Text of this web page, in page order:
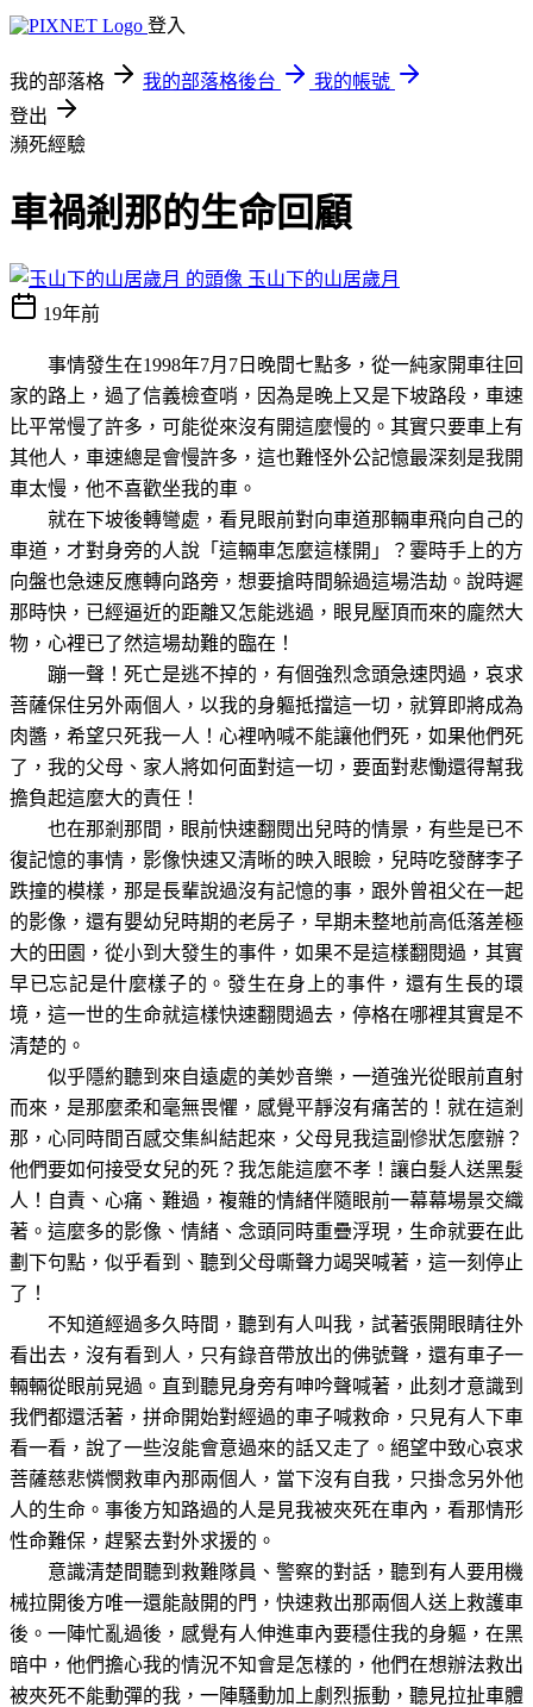
登入
我的部落格 我的部落格後台
我的帳號
登出
瀕死經驗
車禍剎那的生命回顧
玉山下的山居歲月
19年前
事情發生在1998年7月 7 日 晚間七點多，從一純家開車往回
家的路上，過了信義檢查哨，因為是晚上又是下坡路段，車速
比平常慢了許多，可能從來沒有開這麼慢的。其實只要車上有
其他人，車速總是會慢許多，這也難怪外公記憶最深刻是我開
車太慢，他不喜歡坐我的車。
就在下坡後轉彎處，看見眼前對向車道那輛車飛向自己的
車道，才對身旁的人說「這輛車怎麼這樣開」？霎時手上的方
向盤也急速反應轉向路旁，想要搶時間躲過這場浩劫。說時遲
那時快，已經逼近的距離又怎能逃過，眼見壓頂而來的龐然大
物，心裡已了然這場劫難的臨在！
蹦一聲！死亡是逃不掉的，有個強烈念頭急速閃過，哀求
菩薩保住另外兩個人，以我的身軀抵擋這一切，就算即將成為
肉醬，希望只死我一人！心裡吶喊不能讓他們死，如果他們死
了，我的父母、家人將如何面對這一切，要面對悲慟還得幫我
擔負起這麼大的責任！
也在那剎那間，眼前快速翻閱出兒時的情景，有些是已不
復記憶的事情，影像快速又清晰的映入眼瞼，兒時吃發酵李子
跌撞的模樣，那是長輩說過沒有記憶的事，跟外曾祖父在一起
的影像，還有嬰幼兒時期的老房子，早期未整地前高低落差極
大的田園，從小到大發生的事件，如果不是這樣翻閱過，其實
早已忘記是什麼樣子的。發生在身上的事件，還有生長的環
境，這一世的生命就這樣快速翻閱過去，停格在哪裡其實是不
清楚的。
似乎隱約聽到來自遠處的美妙音樂，一道強光從眼前直射
而來，是那麼柔和毫無畏懼，感覺平靜沒有痛苦的！就在這剎
那，心同時間百感交集糾結起來，父母見我這副慘狀怎麼辦？
他們要如何接受女兒的死？我怎能這麼不孝！讓白髮人送黑髮
人！自責、心痛、難過，複雜的情緒伴隨眼前一幕幕場景交織
著。這麼多的影像、情緒、念頭同時重疊浮現，生命就要在此
劃下句點，似乎看到、聽到父母嘶聲力竭哭喊著，這一刻停止
了！
不知道經過多久時間，聽到有人叫我，試著張開眼睛往外
看出去，沒有看到人，只有錄音帶放出的佛號聲，還有車子一
輛輛從眼前晃過。直到聽見身旁有呻吟聲喊著，此刻才意識到
我們都還活著，拼命開始對經過的車子喊救命，只見有人下車
看一看，說了一些沒能會意過來的話又走了。絕望中致心哀求
菩薩慈悲憐憫救車內那兩個人，當下沒有自我，只掛念另外他
人的生命。事後方知路過的人是見我被夾死在車內，看那情形
性命難保，趕緊去對外求援的。
意識清楚間聽到救難隊員、警察的對話，聽到有人要用機
械拉開後方唯一還能敲開的門，快速救出那兩個人送上救護車
後。一陣忙亂過後，感覺有人伸進車內要穩住我的身軀，在黑
暗中，他們擔心我的情況不知會是怎樣的，他們在想辦法救出
被夾死不能動彈的我，一陣騷動加上劇烈振動，聽見拉扯車體